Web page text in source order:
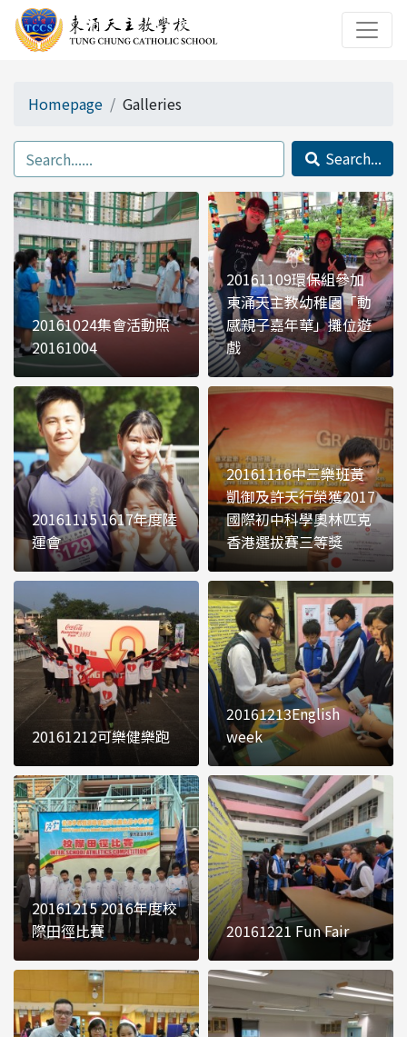
Homepage Galleries
Search...
20161024集會活動照
20161004
20161109環保組參加
東涌天主教幼稚園「動
感親子嘉年華」攤位遊
戲
20161115 1617年度陸
運會
20161116中三樂班黃
凱御及許天行榮獲2017
國際初中科學奧林匹克
香港選拔賽三等獎
20161212可樂健樂跑
20161213English
week
20161215 2016年度校
際田徑比賽
20161221 Fun Fair